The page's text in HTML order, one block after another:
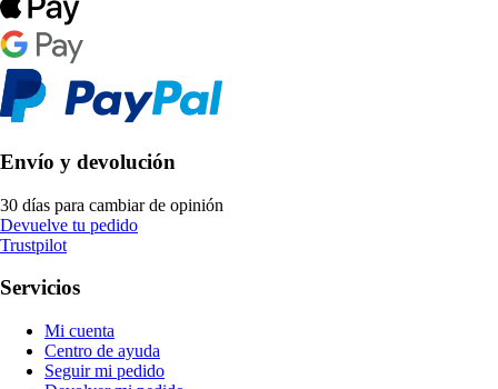
Envío y devolución
30 días para cambiar de opinión
Devuelve tu pedido
Trustpilot
Servicios
Mi cuenta
Centro de ayuda
Seguir mi pedido